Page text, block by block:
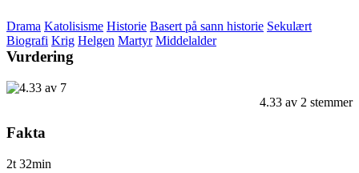
Drama Katolisisme Historie Basert på sann historie Sekulært
Biografi Krig Helgen Martyr Middelalder
Vurdering
4.33 av 2 stemmer
Fakta
2t 32min